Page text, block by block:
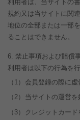
利用者は、当サイトの
規約又は当サイトに関
地位の全部または一部
ることはできません。
禁止事項および賠償
利用者は以下の行為を
（1） 会員登録の際に
（2）
当サイトの運営
（3）
クレジットカー